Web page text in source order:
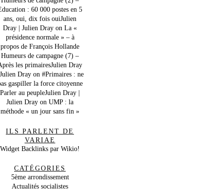
: 60 000 postes en 5
ans, oui, dix fois ouiJulien
Dray | Julien Dray on La «
présidence normale » – à
propos de François Hollande
Humeurs de campagne (7) –
les primairesJulien Dray
Dray on #Primaires : ne
gaspiller la force citoyenne
Parler au peupleJulien Dray |
Julien Dray on UMP : la
méthode « un jour sans fin »
ILS PARLENT DE
VARIAE
Widget Backlinks par Wikio!
CATÉGORIES
5ème arrondissement
Actualités socialistes